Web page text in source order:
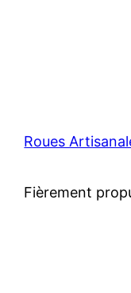
Roues
Fièrement